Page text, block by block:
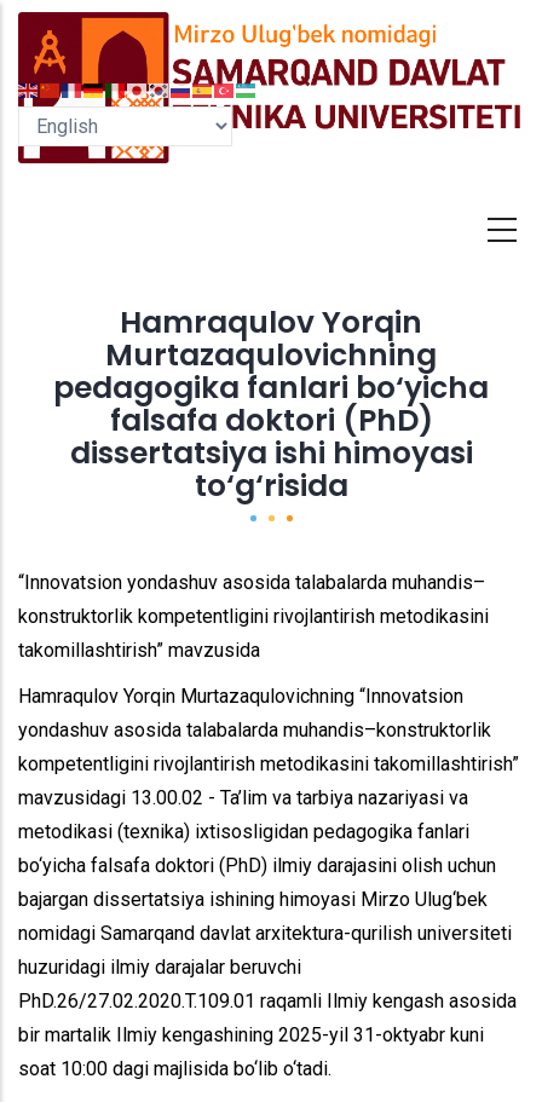
Skip
main
content
Hamraqulov Yorqin
Murtazaqulovichning
pedagogika fanlari bo‘yicha
falsafa doktori (PhD)
dissertatsiya ishi himoyasi
to‘g‘risida
“Innovatsion yondashuv asosida talabalarda muhandis–
konstruktorlik kompetentligini rivojlantirish metodikasini
takomillashtirish” mavzusida
Hamraqulov Yorqin Murtazaqulovichning “Innovatsion
yondashuv asosida talabalarda muhandis–konstruktorlik
kompetentligini rivojlantirish metodikasini takomillashtirish”
mavzusidagi 13.00.02 - Ta’lim va tarbiya nazariyasi va
metodikasi (texnika) ixtisosligidan pedagogika fanlari
bo‘yicha falsafa doktori (PhD) ilmiy darajasini olish uchun
bajargan dissertatsiya ishining himoyasi Mirzo Ulug‘bek
nomidagi Samarqand davlat arxitektura-qurilish universiteti
huzuridagi ilmiy darajalar beruvchi
PhD.26/27.02.2020.T.109.01 raqamli Ilmiy kengash asosida
bir martalik Ilmiy kengashining 2025-yil 31-oktyabr kuni
soat 10:00 dagi majlisida bo‘lib o‘tadi.